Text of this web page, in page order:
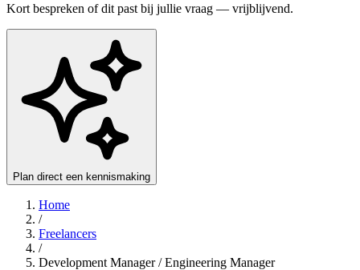
Kort bespreken of dit past bij jullie vraag — vrijblijvend.
Plan direct een kennismaking
Home
/
Freelancers
/
Development Manager / Engineering Manager